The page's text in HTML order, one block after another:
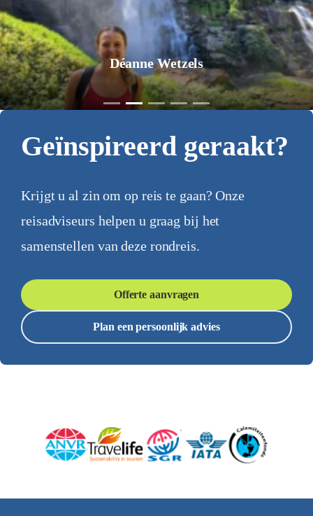
Déanne Wetzels
Geïnspireerd geraakt?
Krijgt u al zin om op reis te gaan? Onze
reisadviseurs helpen u graag bij het
samenstellen van deze rondreis.
Offerte aanvragen
Plan een persoonlijk advies